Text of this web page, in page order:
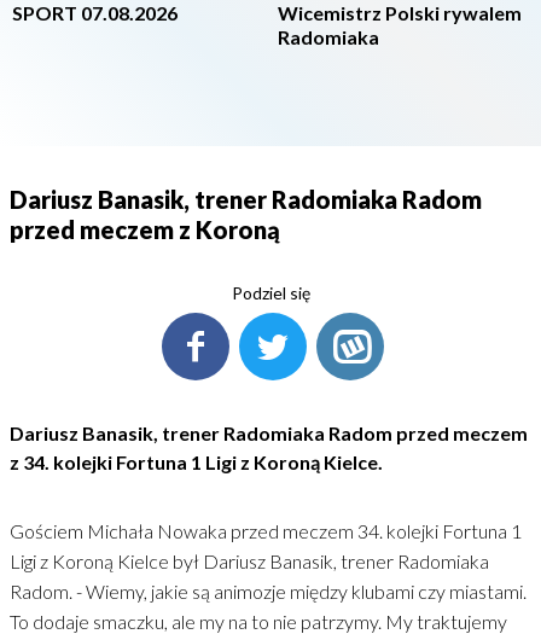
SPORT 07.08.2026
Wicemistrz Polski rywalem
Radomiaka
Dariusz Banasik, trener Radomiaka Radom
przed meczem z Koroną
Podziel się
Dariusz Banasik, trener Radomiaka Radom przed meczem
z 34. kolejki Fortuna 1 Ligi z Koroną Kielce.
Gościem Michała Nowaka przed meczem 34. kolejki Fortuna 1
Ligi z Koroną Kielce był Dariusz Banasik, trener Radomiaka
Radom. - Wiemy, jakie są animozje między klubami czy miastami.
To dodaje smaczku, ale my na to nie patrzymy. My traktujemy